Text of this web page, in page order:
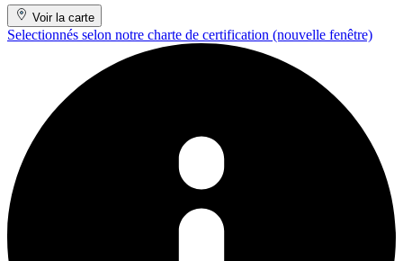
Voir la carte
Selectionnés selon notre charte de certification (nouvelle fenêtre)